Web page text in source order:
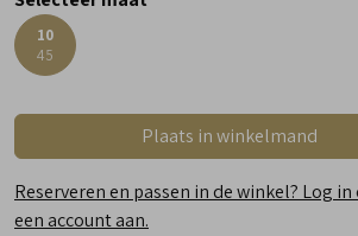
10
45
Plaats in winkelmand
Reserveren en passen in de winkel? Log
een account aan.